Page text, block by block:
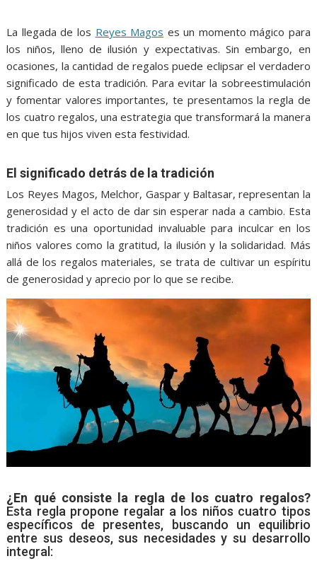
o
k
r p
p
g
e
r
a
m
La llegada de los Reyes Magos es un momento mágico para
los niños, lleno de ilusión y expectativas. Sin embargo, en
ocasiones, la cantidad de regalos puede eclipsar el verdadero
significado de esta tradición. Para evitar la sobreestimulación
y fomentar valores importantes, te presentamos la regla de
los cuatro regalos, una estrategia que transformará la manera
en que tus hijos viven esta festividad.
El significado detrás de la tradición
Los Reyes Magos, Melchor, Gaspar y Baltasar, representan la
generosidad y el acto de dar sin esperar nada a cambio. Esta
tradición es una oportunidad invaluable para inculcar en los
niños valores como la gratitud, la ilusión y la solidaridad. Más
allá de los regalos materiales, se trata de cultivar un espíritu
de generosidad y aprecio por lo que se recibe.
¿En qué consiste la regla de los cuatro regalos?
Esta regla propone regalar a los niños cuatro tipos
específicos de presentes, buscando un equilibrio
entre sus deseos, sus necesidades y su desarrollo
integral: